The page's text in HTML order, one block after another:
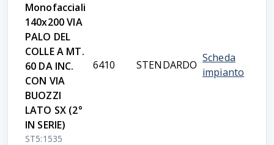
Monofacciali
140x200 VIA
PALO DEL
COLLE A MT.
60 DA INC.
CON VIA
BUOZZI
LATO SX (2°
IN SERIE)
ST5:1535
6410 STENDARDO
Scheda
impianto